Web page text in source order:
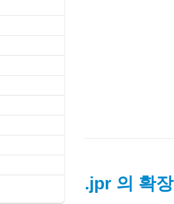
.jpr 의 확